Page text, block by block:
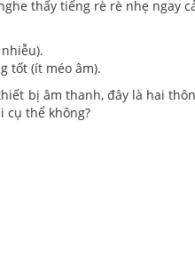
thấy tiếng rè rè nhẹ ngay
tốt (ít méo âm).
bị âm thanh, đây là hai
cụ thể không?